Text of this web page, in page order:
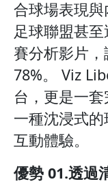
合球場表現
足球聯盟甚
賽分析影片
78%。 Viz
台，更是一
一種沈浸式
互動體驗。
優勢 01.透過